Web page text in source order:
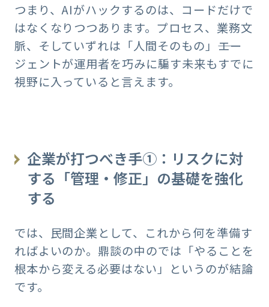
つまり、AIがハックするのは、コードだけで
はなくなりつつあります。プロセス、業務文
脈、そしていずれは「人間そのもの」――エー
ジェントが運用者を巧みに騙す未来もすでに
視野に入っていると言えます。
企業が打つべき手①：リスクに対
する「管理・修正」の基礎を強化
する
では、民間企業として、これから何を準備す
ればよいのか。鼎談の中のでは「やることを
根本から変える必要はない」というのが結論
です。